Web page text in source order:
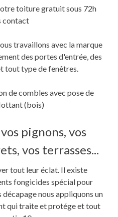
toiture gratuit sous 72h
contact
travaillons avec la marque
des portes d'entrée, des
tout type de fenêtres.
de combles avec pose de
(bois)
pignons, vos
vos terrasses...
tout leur éclat. Il existe
fongicides spécial pour
nous appliquons un
qui traite et protége et tout